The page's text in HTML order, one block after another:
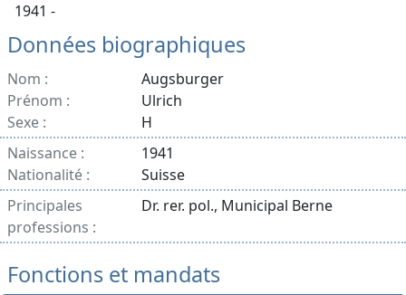
1941 -
Données biographiques
Nom :
Augsburger
Prénom :
Ulrich
Sexe :
H
Naissance :
1941
Nationalité :
Suisse
Principales
professions :
Dr. rer. pol., Municipal Berne
Fonctions et mandats